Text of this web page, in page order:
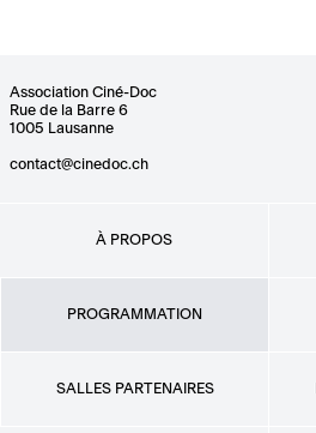
Association Ciné-Doc
Rue de la Barre 6
1005 Lausanne
contact@cinedoc.ch
À PROPOS
PROGRAMMATION
SALLES PARTENAIRES